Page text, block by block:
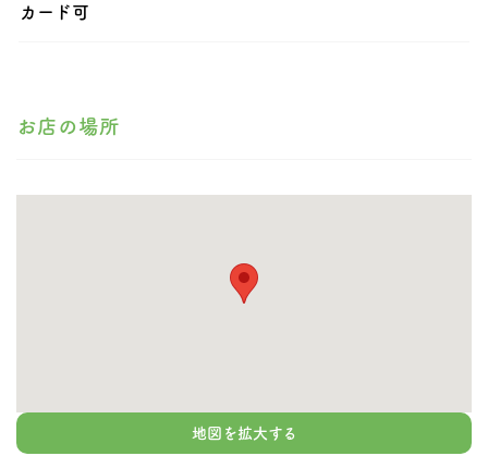
カード可
お店の場所
地図を拡大する